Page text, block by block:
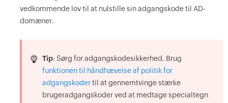
vedkommende lov til at nulstille sin adgangskode til AD-
domæner.
Tip: Sørg for adgangskodesikkerhed. Brug
funktionen til håndhævelse af politik for
adgangskodertil at gennemtvinge stærke
brugeradgangskoder ved at medtage specialtegn